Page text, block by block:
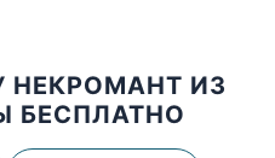
НЕКРОМАНТ ИЗ
БЕСПЛАТНО